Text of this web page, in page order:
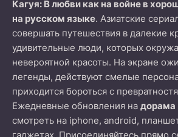
Кагуя: В любви как на войне в
на русском языке. Азиатские
совершать путешествия в далекие
удивительные люди, которых
невероятной красоты. На экране
легенды, действуют смелые
приходится бороться с
Ежедневные обновления на дорама
смотреть на iphone, android,